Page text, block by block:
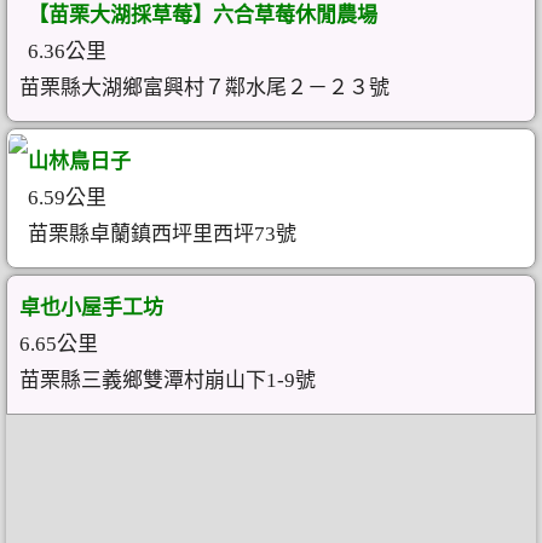
【苗栗大湖採草莓】六合草莓休閒農場
6.36公里
苗栗縣大湖鄉富興村７鄰水尾２－２３號
山林鳥日子
6.59公里
苗栗縣卓蘭鎮西坪里西坪73號
卓也小屋手工坊
6.65公里
苗栗縣三義鄉雙潭村崩山下1-9號